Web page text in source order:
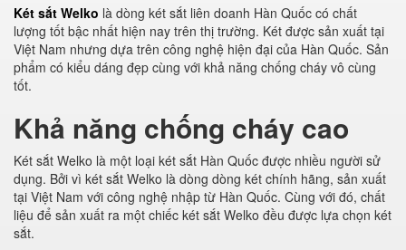
Két sắt Welko là dòng két sắt liên doanh Hàn Quốc có chất
lượng tốt bậc nhất hiện nay trên thị trường. Két được sản xuất tại
Việt Nam nhưng dựa trên công nghệ hiện đại của Hàn Quốc. Sản
phẩm có kiểu dáng đẹp cùng với khả năng chống cháy vô cùng
tốt.
Khả năng chống cháy cao
Két sắt Welko là một loại két sắt Hàn Quốc được nhiều người sử
dụng. Bởi vì két sắt Welko là dòng dòng két chính hãng, sản xuất
tại Việt Nam với công nghệ nhập từ Hàn Quốc. Cùng với đó, chất
liệu để sản xuất ra một chiếc két sắt Welko đều được lựa chọn két
sắt.